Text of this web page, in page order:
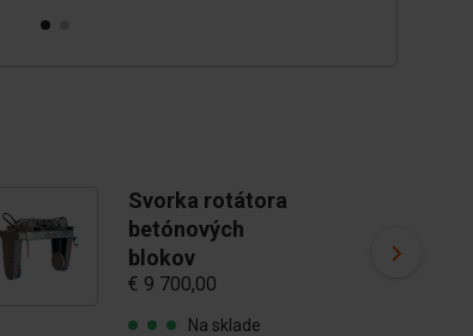
Svorka rotátora
betónových
blokov
€ 9 700,00
Na sklade